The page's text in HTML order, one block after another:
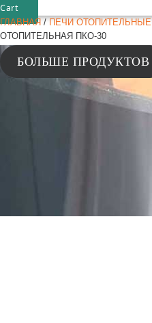
Cart
ГЛАВНАЯ / ПЕЧИ ОТОПИТЕЛЬНЫЕ
ОТОПИТЕЛЬНАЯ ПКО-30